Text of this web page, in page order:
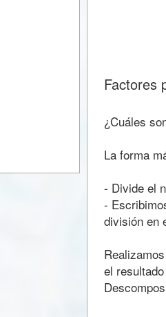
Factores
¿Cuáles
La forma
- Divide el
-
división en
el